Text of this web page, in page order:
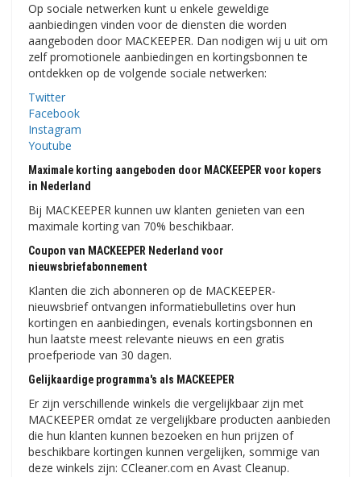
Op sociale netwerken kunt u enkele geweldige
aanbiedingen vinden voor de diensten die worden
aangeboden door MACKEEPER. Dan nodigen wij u uit om
zelf promotionele aanbiedingen en kortingsbonnen te
ontdekken op de volgende sociale netwerken:
Twitter
Facebook
Instagram
Youtube
Maximale korting aangeboden door MACKEEPER voor kopers
in Nederland
Bij MACKEEPER kunnen uw klanten genieten van een
maximale korting van 70% beschikbaar.
Coupon van MACKEEPER Nederland voor
nieuwsbriefabonnement
Klanten die zich abonneren op de MACKEEPER-
nieuwsbrief ontvangen informatiebulletins over hun
kortingen en aanbiedingen, evenals kortingsbonnen en
hun laatste meest relevante nieuws en een gratis
proefperiode van 30 dagen.
Gelijkaardige programma's als MACKEEPER
Er zijn verschillende winkels die vergelijkbaar zijn met
MACKEEPER omdat ze vergelijkbare producten aanbieden
die hun klanten kunnen bezoeken en hun prijzen of
beschikbare kortingen kunnen vergelijken, sommige van
deze winkels zijn: CCleaner.com en Avast Cleanup.